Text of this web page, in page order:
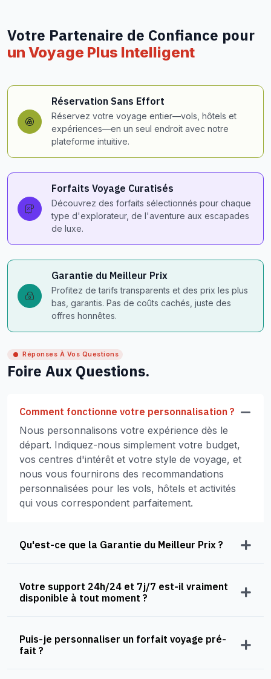
Votre Partenaire de Confiance pour
un Voyage Plus Intelligent
Réservation Sans Effort
Réservez votre voyage entier—vols, hôtels et
expériences—en un seul endroit avec notre
plateforme intuitive.
Forfaits Voyage Curatisés
Découvrez des forfaits sélectionnés pour chaque
type d'explorateur, de l'aventure aux escapades
de luxe.
Garantie du Meilleur Prix
Profitez de tarifs transparents et des prix les plus
bas, garantis. Pas de coûts cachés, juste des
offres honnêtes.
Réponses À Vos Questions
Foire Aux Questions.
Comment fonctionne votre personnalisation ?
Nous personnalisons votre expérience dès le
départ. Indiquez-nous simplement votre budget,
vos centres d'intérêt et votre style de voyage, et
nous vous fournirons des recommandations
personnalisées pour les vols, hôtels et activités
qui vous correspondent parfaitement.
Qu'est-ce que la Garantie du Meilleur Prix ?
Votre support 24h/24 et 7j/7 est-il vraiment
disponible à tout moment ?
Puis-je personnaliser un forfait voyage pré-
fait ?